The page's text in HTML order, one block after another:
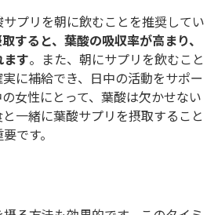
プリを朝に飲むことを推奨してい
すると、葉酸の吸収率が高まり、
す。また、朝にサプリを飲むこと
に補給でき、日中の活動をサポー
女性にとって、葉酸は欠かせない
一緒に葉酸サプリを摂取すること
です。